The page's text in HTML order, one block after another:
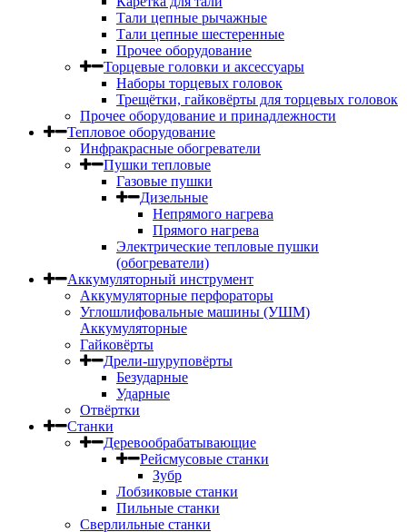
Тали цепные рычажные
Тали цепные шестеренные
Прочее оборудование
Торцевые головки и аксессуары
Наборы торцевых головок
Трещётки, гайковёрты для торцевых головок
Прочее оборудование и принадлежности
Тепловое оборудование
Инфракрасные обогреватели
Пушки тепловые
Газовые пушки
Дизельные
Непрямого нагрева
Прямого нагрева
Электрические тепловые пушки
(обогреватели)
Аккумуляторный инструмент
Аккумуляторные перфораторы
Углошлифовальные машины (УШМ)
Аккумуляторные
Гайковёрты
Дрели-шуруповёрты
Безударные
Ударные
Отвёртки
Станки
Деревообрабатывающие
Рейсмусовые станки
Зубр
Лобзиковые станки
Пильные станки
Сверлильные станки